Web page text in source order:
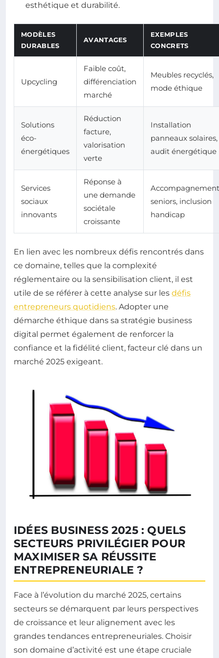
esthétique et durabilité.
MODÈLES
DURABLES
AVANTAGES
EXEMPLES
CONCRETS
Upcycling
Faible coût,
différenciation
marché
Meubles recyclés,
mode éthique
Solutions
éco-
énergétiques
Réduction
facture,
valorisation
verte
Installation
panneaux solaires,
audit énergétique
Services
sociaux
innovants
Réponse à
une demande
sociétale
croissante
Accompagnement
seniors, inclusion
handicap
En lien avec les nombreux défis rencontrés dans
ce domaine, telles que la complexité
réglementaire ou la sensibilisation client, il est
utile de se référer à cette analyse sur les défis
entrepreneurs quotidiens. Adopter une
démarche éthique dans sa stratégie business
digital permet également de renforcer la
confiance et la fidélité client, facteur clé dans un
marché 2025 exigeant.
IDÉES BUSINESS 2025 : QUELS
SECTEURS PRIVILÉGIER POUR
MAXIMISER SA RÉUSSITE
ENTREPRENEURIALE ?
Face à l’évolution du marché 2025, certains
secteurs se démarquent par leurs perspectives
de croissance et leur alignement avec les
grandes tendances entrepreneuriales. Choisir
son domaine d’activité est une étape cruciale